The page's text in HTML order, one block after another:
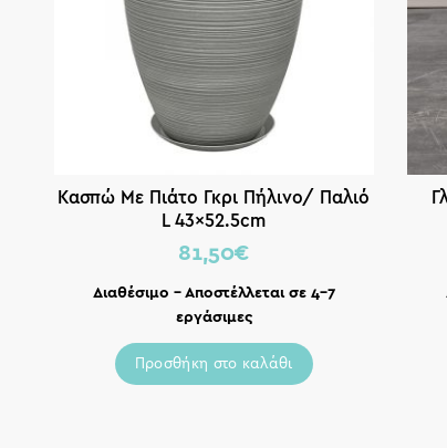
Κασπώ Με Πιάτο Γκρι Πήλινο/ Παλιό
L 43×52.5cm
81,50€
Διαθέσιμο – Αποστέλλεται σε 4-7
εργάσιμες
Προσθήκη στο καλάθι